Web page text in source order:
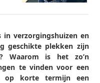
verzorgingshuizen en
geschikte plekken zijn
Waarom is het zo’n
te vinden voor een
op korte termijn een